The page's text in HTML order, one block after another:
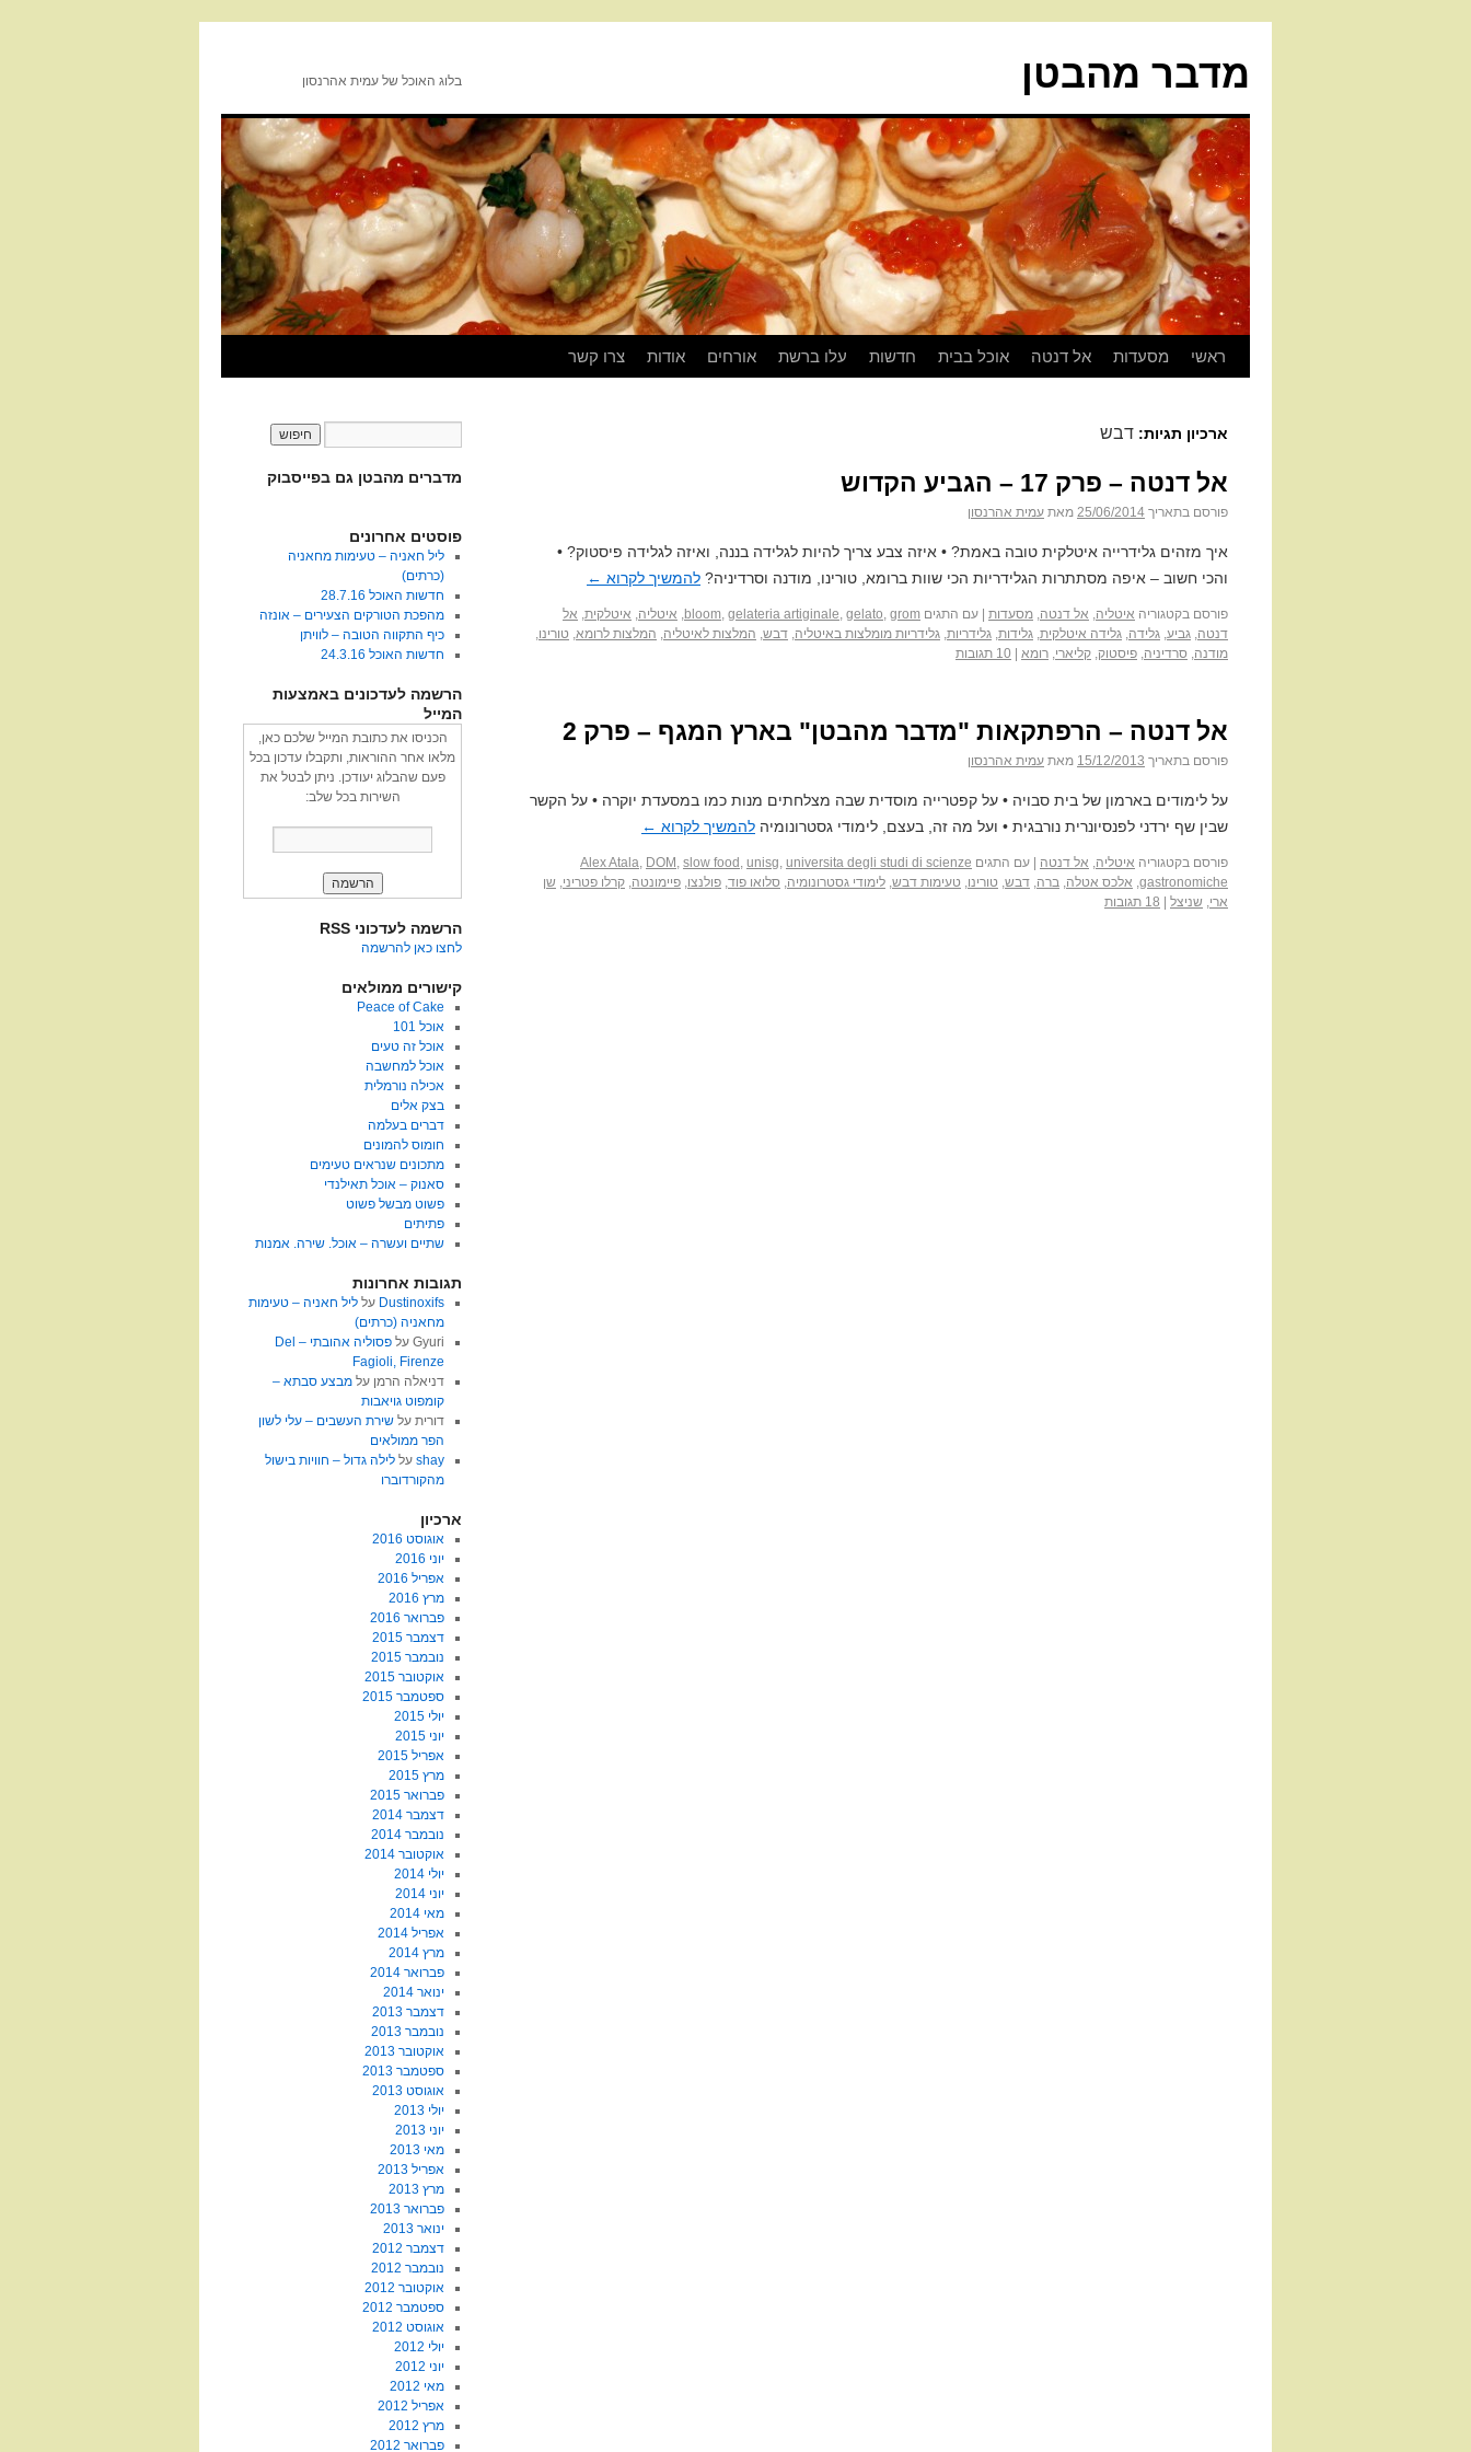
מדבר מהבטן בלוג האוכל של עמית אהרנסון
ראשי מסעדות אל דנטה אוכל בבית חדשות עלו ברשת אורחים אודות צרו קשר
ארכיון תגיות: דבש
אל דנטה – פרק 17 – הגביע הקדוש
פורסם בתאריך 25/06/2014 מאת עמית אהרנסון
איך מזהים גלידרייה איטלקית טובה באמת? • איזה צבע צריך להיות לגלידה בננה, ואיזה לגלידה פיסטוק? •
והכי חשוב – איפה מסתתרות הגלידריות הכי שוות ברומא, טורינו, מודנה וסרדיניה? להמשיך לקרוא ←
פורסם בקטגוריה איטליה, אל דנטה, מסעדות עם התגים bloom, gelateria artiginale, gelato, grom
, איטליה, איטלקית, אל
דנטה, גביע, גלידה, גלידה איטלקית, גלידות, גלידריות, גלידריות מומלצות באיטליה, דבש, המלצות לאיטליה, המלצות לרומא, טורינו,
מודנה, סרדיניה, פיסטוק, קליארי, רומא 10 תגובות
אל דנטה – הרפתקאות "מדבר מהבטן" בארץ המגף – פרק 2
פורסם בתאריך 15/12/2013 מאת עמית אהרנסון
על לימודים בארמון של בית סבויה • על קפטרייה מוסדית שבה מצלחתים מנות כמו במסעדת יוקרה • על הקשר
שבין שף ירדני לפנסיונרית נורבגית • ועל מה זה, בעצם, לימודי גסטרונומיה להמשיך לקרוא ←
פורסם בקטגוריה איטליה, אל דנטה עם התגים Alex Atala, DOM , slow food , unisg, universita degli studi di scienze
gastronomiche
, אלכס אטלה, ברה, דבש, טורינו, טעימות דבש, לימודי גסטרונומיה, סלואו פוד, פולנצו, פיימונטה, קרלו פטריני, שן
ארי, שניצל 18 תגובות
מדברים מהבטן גם בפייסבוק
פוסטים אחרונים
ליל חאניה – טעימות מחאניה
(כרתים)
חדשות האוכל 28.7.16
מהפכת הטורקים הצעירים – אונזה
כיף התקווה הטובה – לוויתן
חדשות האוכל 24.3.16
הרשמה לעדכונים באמצעות
המייל
הכניסו את כתובת המייל שלכם כאן,
מלאו אחר ההוראות, ותקבלו עדכון בכל
פעם שהבלוג יעודכן. ניתן לבטל את
השירות בכל שלב:
הרשמה לעדכוני RSS
לחצו כאן להרשמה
קישורים ממולאים
Peace of Cake
אוכל 101
אוכל זה טעים
אוכל למחשבה
אכילה נורמלית
בצק אלים
דברים בעלמה
חומוס להמונים
מתכונים שנראים טעימים
סאנוק – אוכל תאילנדי
פשוט מבשל פשוט
פתיתים
שתיים ועשרה – אוכל. שירה. אמנות
תגובות אחרונות
Dustinoxifs על ליל חאניה – טעימות
מחאניה (כרתים)
Gyuriעל
פסוליה אהובתי – Del
Fagioli, Firenze
דניאלה הרמן על מבצע סבתא –
קומפוט גויאבות
דוריתעל שירת העשבים – עלי לשון
הפר ממולאים
shayעל לילה גדול – חוויות בישול
מהקורדוברו
ארכיון
אוגוסט 2016
יוני 2016
אפריל 2016
מרץ 2016
פברואר 2016
דצמבר 2015
נובמבר 2015
אוקטובר 2015
ספטמבר 2015
יולי 2015
יוני 2015
אפריל 2015
מרץ 2015
פברואר 2015
דצמבר 2014
נובמבר 2014
אוקטובר 2014
יולי 2014
יוני 2014
מאי 2014
אפריל 2014
מרץ 2014
פברואר 2014
ינואר 2014
דצמבר 2013
נובמבר 2013
אוקטובר 2013
ספטמבר 2013
אוגוסט 2013
יולי 2013
יוני 2013
מאי 2013
אפריל 2013
מרץ 2013
פברואר 2013
ינואר 2013
דצמבר 2012
נובמבר 2012
אוקטובר 2012
ספטמבר 2012
אוגוסט 2012
יולי 2012
יוני 2012
מאי 2012
אפריל 2012
מרץ 2012
פברואר 2012